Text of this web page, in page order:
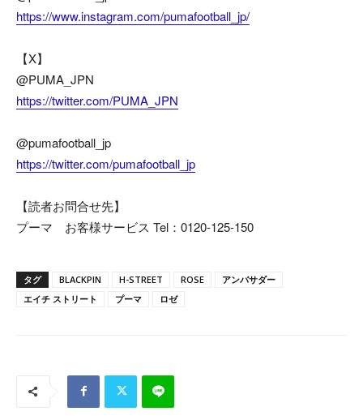
https://www.instagram.com/pumafootball_jp/
【X】
@PUMA_JPN
https://twitter.com/PUMA_JPN
@pumafootball_jp
https://twitter.com/pumafootball_jp
【読者お問合せ先】
プーマ お客様サービス Tel：0120-125-150
タグ BLACKPIN H-STREET ROSE
アンバサダー
エイチ ストリート
プーマ ロゼ